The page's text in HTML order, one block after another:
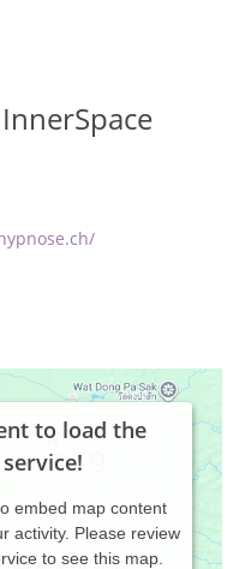
to load the
embed map content
activity. Please review
to see this map.